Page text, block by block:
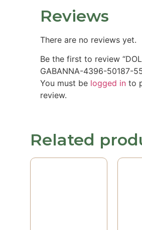
Reviews
There are no reviews yet.
Be the first to review
GABANNA-4396-50187-
You must be logged in to
review.
Related